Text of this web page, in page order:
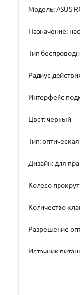
Модель: ASUS
Назначение:
Тип
Радиус
Интерфейс
Цвет: черный
Тип:
Дизайн: для
Колесо
Количество
Разрешение
Источник